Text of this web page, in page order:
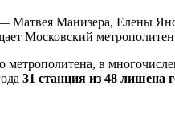
Матвея Манизера, Елены
Московский
метрополитена, в
31 станция из 48 лишена